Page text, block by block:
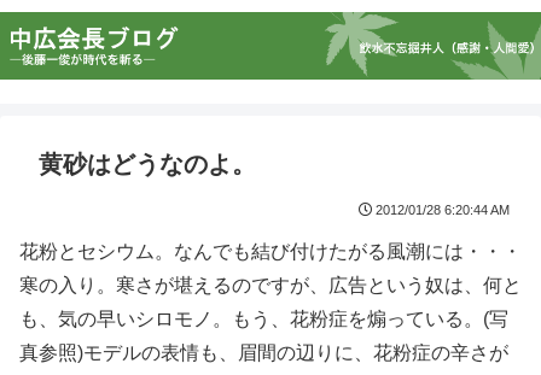
黄砂はどうなのよ。
2012/01/28 6:20:44 AM
花粉とセシウム。なんでも結び付けたがる風潮には・・・
寒の入り。寒さが堪えるのですが、広告という奴は、何と
も、気の早いシロモノ。もう、花粉症を煽っている。(写
真参照)モデルの表情も、眉間の辺りに、花粉症の辛さが